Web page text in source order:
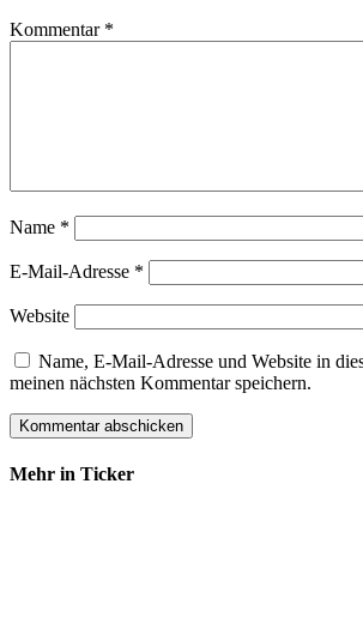
Kommentar *
Name *
E-Mail-Adresse *
Website
Name, E-Mail-Adresse und Website in
meinen nächsten Kommentar speichern.
Mehr in Ticker